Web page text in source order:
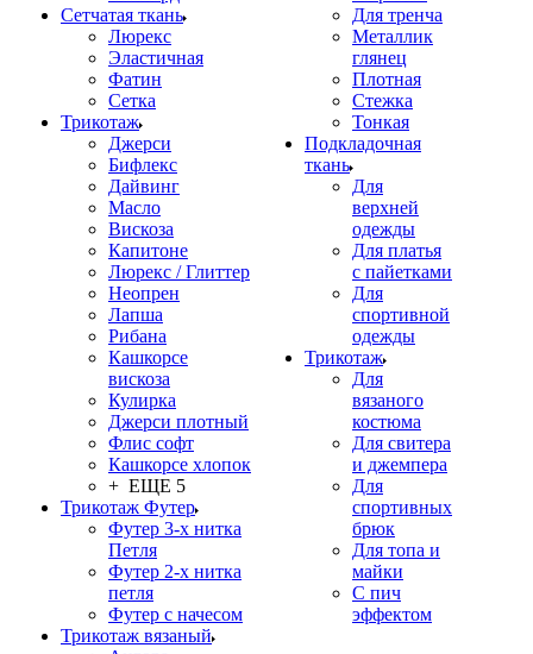
Сетчатая ткань
Люрекс
Эластичная
Фатин
Сетка
Трикотаж
Джерси
Бифлекс
Дайвинг
Масло
Вискоза
Капитоне
Люрекс / Глиттер
Неопрен
Лапша
Рибана
Кашкорсе
вискоза
Кулирка
Джерси плотный
Флис софт
Кашкорсе хлопок
+ ЕЩЕ 5
Трикотаж Футер
Футер 3-х нитка
Петля
Футер 2-х нитка
петля
Футер с начесом
Трикотаж вязаный
Для тренча
Металлик
глянец
Плотная
Стежка
Тонкая
Подкладочная
ткань
Для
верхней
одежды
Для платья
с пайетками
Для
спортивной
одежды
Трикотаж
Для
вязаного
костюма
Для свитера
и джемпера
Для
спортивных
брюк
Для топа и
майки
С пич
эффектом